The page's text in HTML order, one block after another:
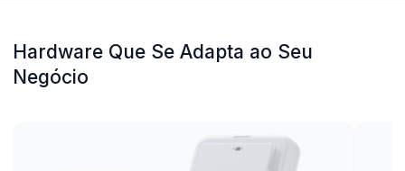
Hardware Que Se Adapta ao Seu
Negócio